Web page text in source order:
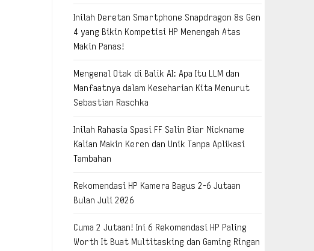
Inilah Deretan Smartphone Snapdragon 8s Gen
4 yang Bikin Kompetisi HP Menengah Atas
Makin Panas!
Mengenal Otak di Balik AI: Apa Itu LLM dan
Manfaatnya dalam Keseharian Kita Menurut
Sebastian Raschka
Inilah Rahasia Spasi FF Salin Biar Nickname
Kalian Makin Keren dan Unik Tanpa Aplikasi
Tambahan
Rekomendasi HP Kamera Bagus 2-6 Jutaan
Bulan Juli 2026
Cuma 2 Jutaan! Ini 6 Rekomendasi HP Paling
Worth It Buat Multitasking dan Gaming Ringan